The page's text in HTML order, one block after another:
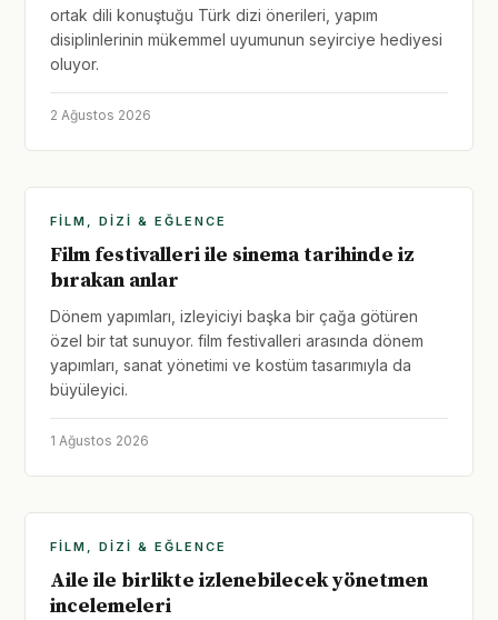
ortak dili konuştuğu Türk dizi önerileri, yapım
disiplinlerinin mükemmel uyumunun seyirciye hediyesi
oluyor.
2 Ağustos 2026
FILM, DIZI & EĞLENCE
Film festivalleri ile sinema tarihinde iz
bırakan anlar
Dönem yapımları, izleyiciyi başka bir çağa götüren
özel bir tat sunuyor. film festivalleri arasında dönem
yapımları, sanat yönetimi ve kostüm tasarımıyla da
büyüleyici.
1 Ağustos 2026
FILM, DIZI & EĞLENCE
Aile ile birlikte izlenebilecek yönetmen
incelemeleri